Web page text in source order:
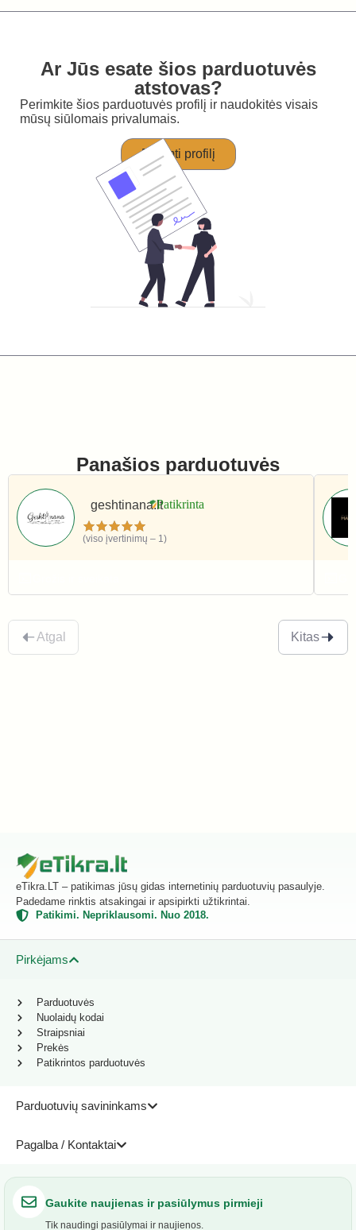
Ar Jūs esate šios parduotuvės
atstovas?
Perimkite šios parduotuvės profilį ir naudokitės visais
mūsų siūlomais privalumais.
Perimti profilį
Panašios parduotuvės
geshtinana.lt
(viso įvertinimų – 1)
Atgal Kitas
eTikra.LT – patikimas jūsų gidas internetinių parduotuvių pasaulyje.
Padedame rinktis atsakingai ir apsipirkti užtikrintai.
Patikimi. Nepriklausomi. Nuo 2018.
Pirkėjams
Parduotuvių savininkams
Pagalba / Kontaktai
Parduotuvės
Nuolaidų kodai
Straipsniai
Prekės
Patikrintos parduotuvės
Gaukite naujienas ir pasiūlymus pirmieji
Tik naudingi pasiūlymai ir naujienos.